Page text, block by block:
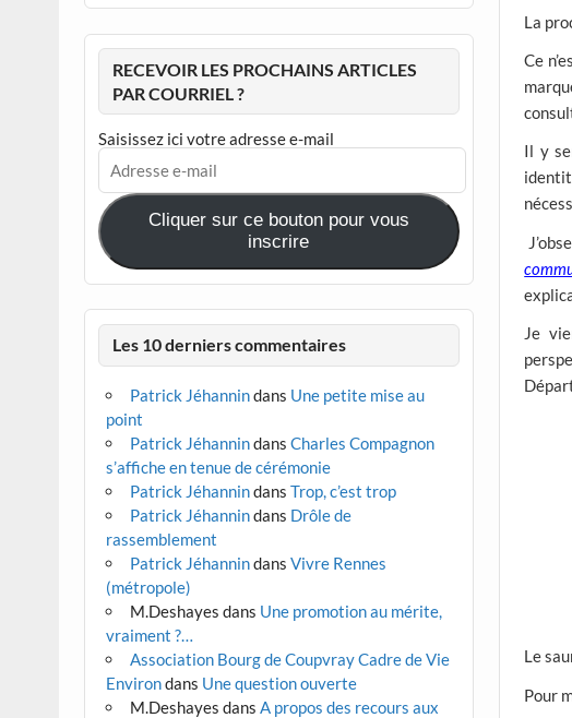
La
Ce
Il y
Je
Le
Pour
RECEVOIR LES PROCHAINS ARTICLES
PAR COURRIEL ?
Saisissez ici votre adresse e-mail
Adresse
e-
mail
Cliquer sur ce bouton pour vous
inscrire
Les 10 derniers commentaires
Patrick Jéhannindans Une petite mise au
point
Patrick Jéhannindans Charles Compagnon
s’affiche en tenue de cérémonie
Patrick Jéhannindans Trop, c’est trop
Patrick Jéhannindans Drôle de
rassemblement
Patrick Jéhannindans Vivre Rennes
(métropole)
M.Deshayes dans Une promotion au mérite,
vraiment ?…
Association Bourg de Coupvray Cadre de Vie
Environdans Une question ouverte
M.Deshayes dans A propos des recours aux